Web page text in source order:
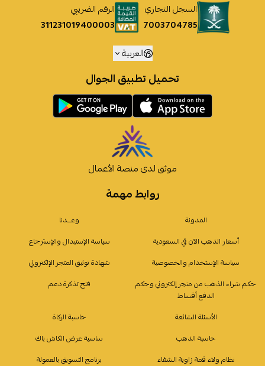
روابط مهمة
المدونة
وعـــدنا
أسعار الذهب الآن في السعودية
سياسة الإستبدال والإسترجاع
سياسة الإستخدام والخصوصية
شهادة توثيق المتجر الإلكتروني
حكم شراء الذهب من متجر إلكتروني وحكم
الدفع أقساط
فتح تذكرة دعم
الأسئلة الشائعة
حاسبة الزكاة
حاسبة الذهب
ساسية عرض الكاش باك
نظام ولاء قمة زاوية الشفاء
برنامج التسويق بالعمولة
السجل التجاري
7003704785
الرقم الضريبي
311231019400003
العربية
تحميل تطبيق الجوال
موثق لدى منصة الأعمال